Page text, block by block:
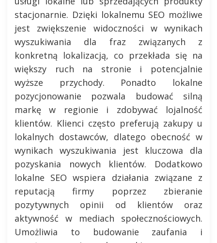
stacjonarnie. Dzięki lokalnemu SEO możliwe
jest zwiększenie widoczności w wynikach
wyszukiwania dla fraz związanych z
konkretną lokalizacją, co przekłada się na
większy ruch na stronie i potencjalnie
wyższe przychody. Ponadto lokalne
pozycjonowanie pozwala budować silną
markę w regionie i zdobywać lojalność
klientów. Klienci często preferują zakupy u
lokalnych dostawców, dlatego obecność w
wynikach wyszukiwania jest kluczowa dla
pozyskania nowych klientów. Dodatkowo
lokalne SEO wspiera działania związane z
reputacją firmy poprzez zbieranie
pozytywnych opinii od klientów oraz
aktywność w mediach społecznościowych.
Umożliwia to budowanie zaufania i